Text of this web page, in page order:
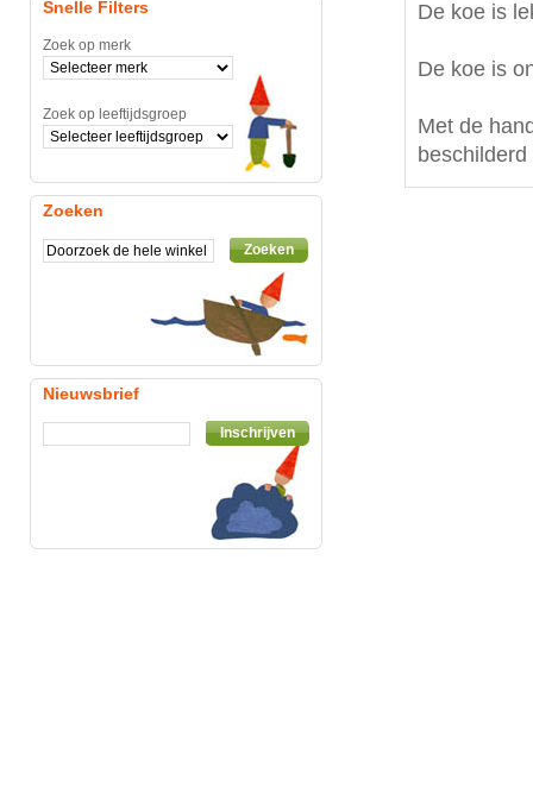
De koe is
De koe is
Met de
Snelle Filters
Zoek op merk
Zoek op leeftijdsgroep
Zoeken
Zoeken
Nieuwsbrief
Inschrijven